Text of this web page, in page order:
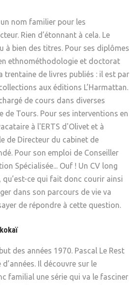
nom familier pour les
Rien d’étonnant à cela. Le
à bien des titres. Pour ses diplômes
ethnométhodologie et doctorat
trentaine de livres publiés : il est par
aux éditions L’Harmattan.
de cours dans diverses
de Tours. Pour ses interventions en
à l'ERTS d'Olivet et à
de Directeur du cabinet de
Pour son emploi de Conseiller
Spécialisée... Ouf ! Un CV long
qu’est-ce qui fait donc courir ainsi
dans son parcours de vie va
de répondre à cette question.
des années 1970. Pascal Le Rest
Il découvre sur le
familial une série qui va le fasciner